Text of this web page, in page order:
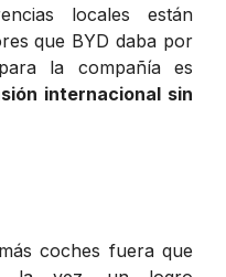
locales están
que BYD daba por
la compañía es
internacional sin
coches fuera que